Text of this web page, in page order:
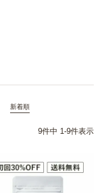
新着順
9件中 1-9件表示